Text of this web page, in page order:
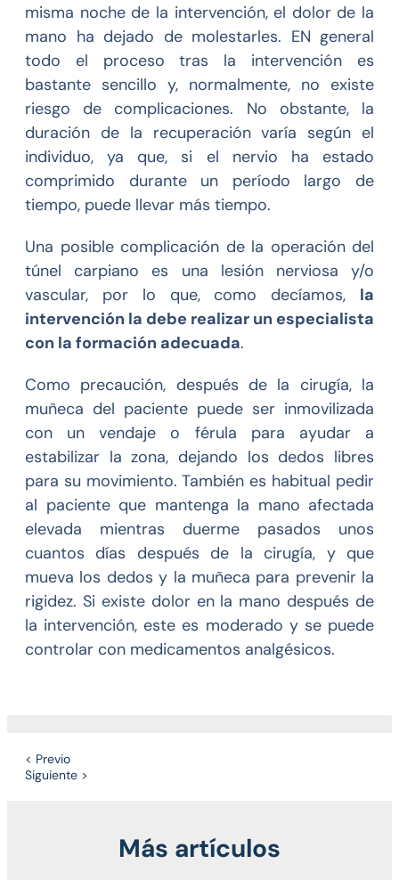
misma noche de la intervención, el dolor de la
mano ha dejado de molestarles. EN general
todo el proceso tras la intervención es
bastante sencillo y, normalmente, no existe
riesgo de complicaciones. No obstante, la
duración de la recuperación varía según el
individuo, ya que, si el nervio ha estado
comprimido durante un período largo de
tiempo, puede llevar más tiempo.
Una posible complicación de la operación del
túnel carpiano es una lesión nerviosa y/o
vascular, por lo que, como decíamos, la
intervención la debe realizar un especialista
con la formación adecuada.
Como precaución, después de la cirugía, la
muñeca del paciente puede ser inmovilizada
con un vendaje o férula para ayudar a
estabilizar la zona, dejando los dedos libres
para su movimiento. También es habitual pedir
al paciente que mantenga la mano afectada
elevada mientras duerme pasados unos
cuantos días después de la cirugía, y que
mueva los dedos y la muñeca para prevenir la
rigidez. Si existe dolor en la mano después de
la intervención, este es moderado y se puede
controlar con medicamentos analgésicos.
< Previo
Siguiente >
Más artículos